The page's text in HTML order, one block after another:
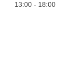
13:00 - 18:00